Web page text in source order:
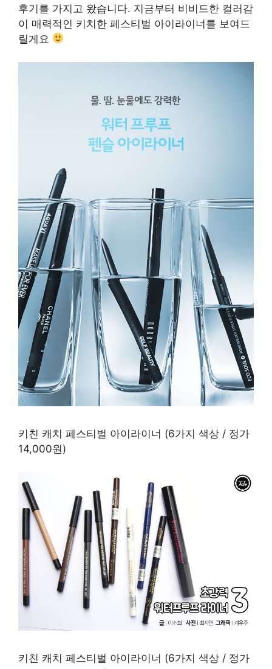
후기를 가지고 왔습니다. 지금부터 비비드한 컬러감
이 매력적인 키치한 페스티벌 아이라이너를 보여드
릴게요
키친 캐치 페스티벌 아이라이너 (6가지 색상 / 정가
14,000원)
키친 캐치 페스티벌 아이라이너 (6가지 색상 / 정가